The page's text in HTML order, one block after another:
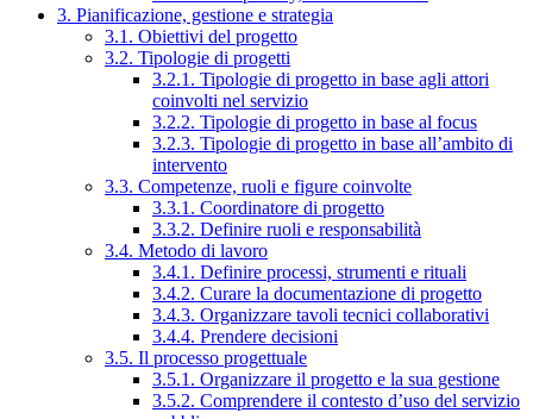
3. Pianificazione, gestione e strategia
3.1. Obiettivi del progetto
3.2. Tipologie di progetti
3.2.1. Tipologie di progetto in base agli attori
coinvolti nel servizio
3.2.2. Tipologie di progetto in base al focus
3.2.3. Tipologie di progetto in base all’ambito di
intervento
3.3. Competenze, ruoli e figure coinvolte
3.3.1. Coordinatore di progetto
3.3.2. Definire ruoli e responsabilità
3.4. Metodo di lavoro
3.4.1. Definire processi, strumenti e rituali
3.4.2. Curare la documentazione di progetto
3.4.3. Organizzare tavoli tecnici collaborativi
3.4.4. Prendere decisioni
3.5. Il processo progettuale
3.5.1. Organizzare il progetto e la sua gestione
3.5.2. Comprendere il contesto d’uso del servizio